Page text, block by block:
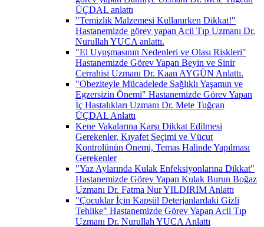
ÜÇDAL anlattı
"Temizlik Malzemesi Kullanırken Dikkat!"
Hastanemizde görev yapan Acil Tıp Uzmanı Dr.
Nurullah YUCA anlattı.
"El Uyuşmasının Nedenleri ve Olası Riskleri"
Hastanemizde Görev Yapan Beyin ve Sinir
Cerrahisi Uzmanı Dr. Kaan AYGÜN Anlattı.
"Obeziteyle Mücadelede Sağlıklı Yaşamın ve
Egzersizin Önemi" Hastanemizde Görev Yapan
İç Hastalıkları Uzmanı Dr. Mete Tuğcan
ÜÇDAL Anlattı
Kene Vakalarına Karşı Dikkat Edilmesi
Gerekenler, Kıyafet Seçimi ve Vücut
Kontrolünün Önemi, Temas Halinde Yapılması
Gerekenler
"Yaz Aylarında Kulak Enfeksiyonlarına Dikkat"
Hastanemizde Görev Yapan Kulak Burun Boğaz
Uzmanı Dr. Fatma Nur YILDIRIM Anlattı
"Çocuklar İçin Kapsül Deterjanlardaki Gizli
Tehlike" Hastanemizde Görev Yapan Acil Tıp
Uzmanı Dr. Nurullah YUCA Anlattı